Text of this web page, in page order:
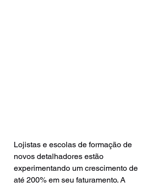
Lojistas e escolas de formação de
novos detalhadores estão
experimentando um crescimento de
até 200% em seu faturamento. A